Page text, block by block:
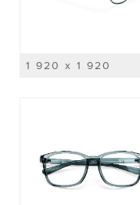
1 920 x 1 920